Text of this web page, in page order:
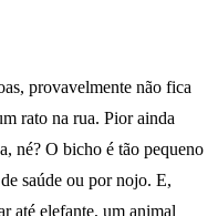
provavelmente não fica
rato na rua. Pior ainda
né? O bicho é tão pequeno
saúde ou por nojo. E,
até elefante, um animal